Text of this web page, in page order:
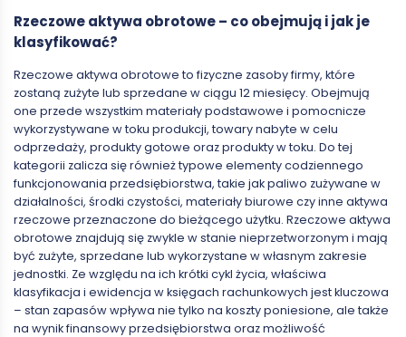
Rzeczowe aktywa obrotowe – co obejmują i jak je
klasyfikować?
Rzeczowe aktywa obrotowe to fizyczne zasoby firmy, które
zostaną zużyte lub sprzedane w ciągu 12 miesięcy. Obejmują
one przede wszystkim materiały podstawowe i pomocnicze
wykorzystywane w toku produkcji, towary nabyte w celu
odprzedaży, produkty gotowe oraz produkty w toku. Do tej
kategorii zalicza się również typowe elementy codziennego
funkcjonowania przedsiębiorstwa, takie jak paliwo zużywane w
działalności, środki czystości, materiały biurowe czy inne aktywa
rzeczowe przeznaczone do bieżącego użytku. Rzeczowe aktywa
obrotowe znajdują się zwykle w stanie nieprzetworzonym i mają
być zużyte, sprzedane lub wykorzystane w własnym zakresie
jednostki. Ze względu na ich krótki cykl życia, właściwa
klasyfikacja i ewidencja w księgach rachunkowych jest kluczowa
– stan zapasów wpływa nie tylko na koszty poniesione, ale także
na wynik finansowy przedsiębiorstwa oraz możliwość